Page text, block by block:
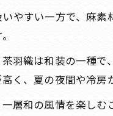
やすい一方で、麻
羽織は和装の一種
、夏の夜間や冷房
層和の風情を楽しむ